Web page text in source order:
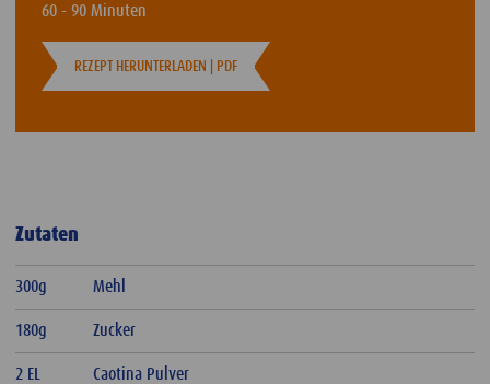
60 - 90 Minuten
REZEPT HERUNTERLADEN | PDF
Zutaten
300g Mehl
180g Zucker
2 EL Caotina Pulver